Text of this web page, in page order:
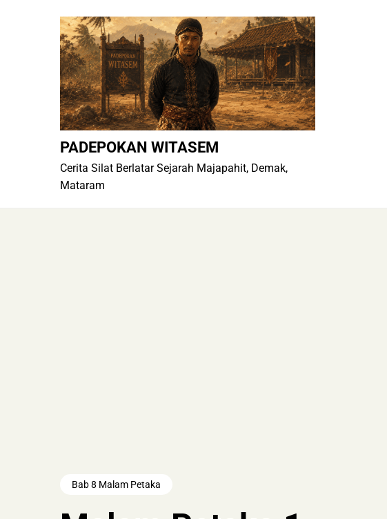
PADEPOKAN WITASEM
Cerita Silat Berlatar Sejarah Majapahit, Demak,
Mataram
Bab 8 Malam Petaka